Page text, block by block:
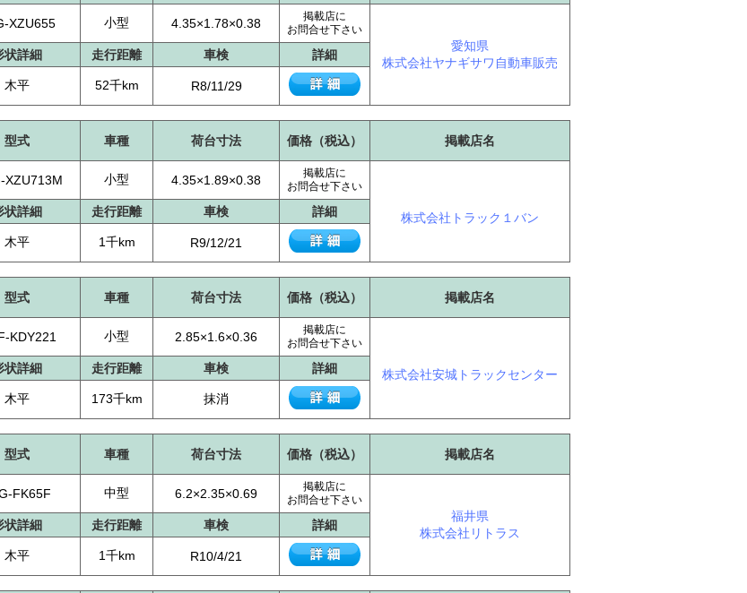
XZU655 小型 4.35×1.78×0.38
掲載店に
お問合せ下さい
愛知県
株式会社ヤナギサワ自動車販売
状詳細 走行距離 車検 詳細
木平 52千km R8/11/29
型式 車種 荷台寸法 価格（税込） 掲載店名
XZU713M 小型 4.35×1.89×0.38
掲載店に
お問合せ下さい
株式会社トラック１バン
状詳細 走行距離 車検 詳細
木平 1千km R9/12/21
型式 車種 荷台寸法 価格（税込） 掲載店名
KDY221 小型 2.85×1.6×0.36
掲載店に
お問合せ下さい
株式会社安城トラックセンター
状詳細 走行距離 車検 詳細
木平 173千km 抹消
型式 車種 荷台寸法 価格（税込） 掲載店名
FK65F 中型 6.2×2.35×0.69
掲載店に
お問合せ下さい
福井県
株式会社リトラス
状詳細 走行距離 車検 詳細
木平 1千km R10/4/21